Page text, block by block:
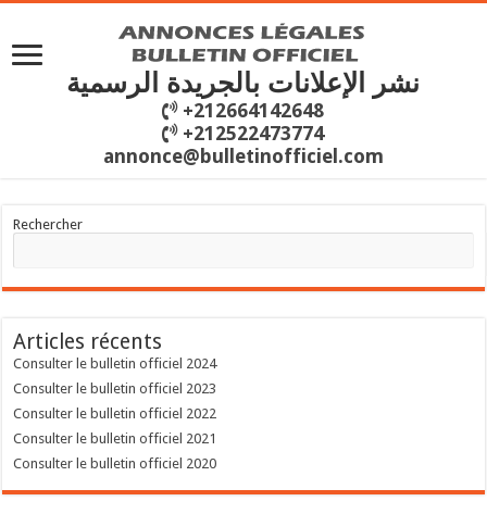
نشر الإعلانات بالجريدة الرسمية
+212664142648
+212522473774
annonce@bulletinofficiel.com
Rechercher
Articles récents
Consulter le bulletin officiel 2024
Consulter le bulletin officiel 2023
Consulter le bulletin officiel 2022
Consulter le bulletin officiel 2021
Consulter le bulletin officiel 2020